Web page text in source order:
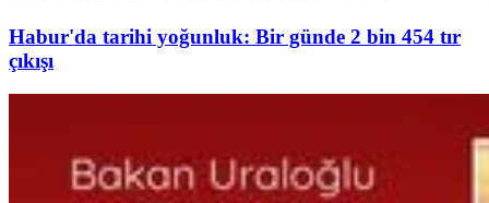
Habur'da tarihi yoğunluk: Bir günde 2 bin 454 tır
çıkışı